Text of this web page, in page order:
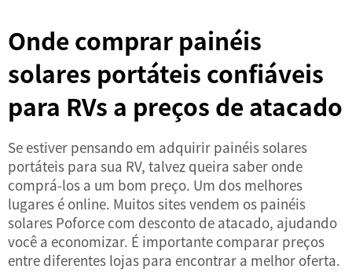
Onde comprar painéis
solares portáteis confiáveis
para RVs a preços de atacado
Se estiver pensando em adquirir painéis solares
portáteis para sua RV, talvez queira saber onde
comprá-los a um bom preço. Um dos melhores
lugares é online. Muitos sites vendem os painéis
solares Poforce com desconto de atacado, ajudando
você a economizar. É importante comparar preços
entre diferentes lojas para encontrar a melhor oferta.